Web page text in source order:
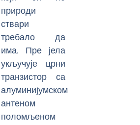
природи
ствари
требало да
има. Пре јела
укључује црни
транзистор са
алуминијумском
антеном
поломљеном